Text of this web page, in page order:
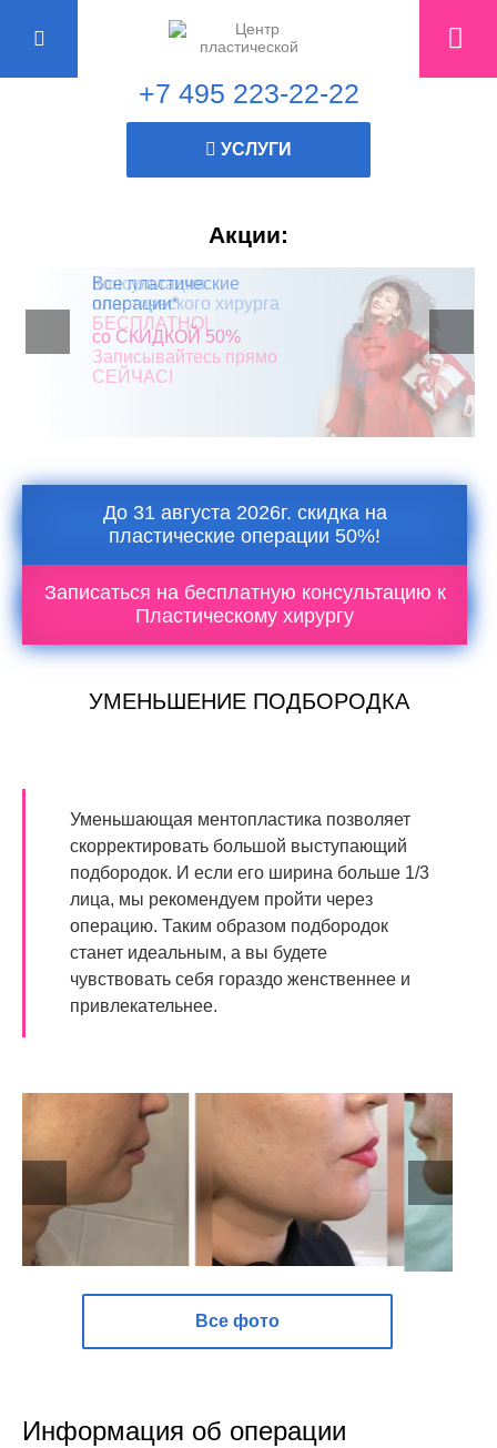
+7 495 223-22-22
УСЛУГИ
Акции:
Все пластические
операции*
со СКИДКОЙ 50%
Консультация
пластического хирурга
БЕСПЛАТНО!
Записывайтесь прямо
СЕЙЧАС!
Скидка 10% в честь дня
рождения!
До 31 августа 2026г. скидка на
пластические операции 50%!
Записаться на бесплатную консультацию к
Пластическому хирургу
УМЕНЬШЕНИЕ ПОДБОРОДКА
Уменьшающая ментопластика позволяет
скорректировать большой выступающий
подбородок. И если его ширина больше 1/3
лица, мы рекомендуем пройти через
операцию. Таким образом подбородок
станет идеальным, а вы будете
чувствовать себя гораздо женственнее и
привлекательнее.
Все фото
Информация об операции